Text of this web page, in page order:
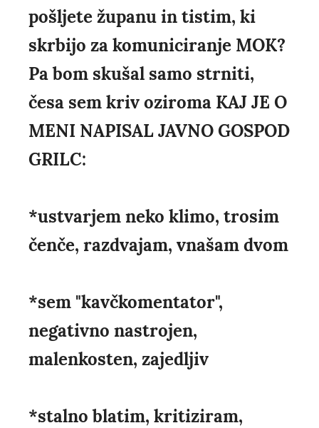
pošljete županu in tistim, ki
skrbijo za komuniciranje MOK?
Pa bom skušal samo strniti,
česa sem kriv oziroma KAJ JE O
MENI NAPISAL JAVNO GOSPOD
GRILC:
*ustvarjem neko klimo, trosim
čenče, razdvajam, vnašam dvom
*sem "kavčkomentator",
negativno nastrojen,
malenkosten, zajedljiv
*stalno blatim, kritiziram,